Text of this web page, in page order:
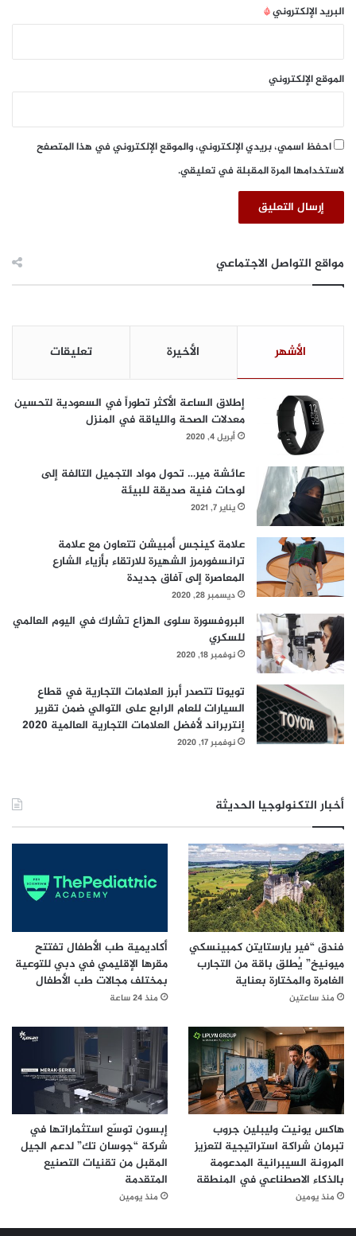
ت
ق
خ
د
ت
س
ج
ي
ا
ط
ا
ا
ا
ل
ج
ه
ا
ت
ا
ك
م
ي
ة
البريد الإلكتروني*
الموقع الإلكتروني
احفظ اسمي، بريدي الإلكتروني، والموقع الإلكتروني في هذا المتصفح
لاستخدامها المرة المقبلة في تعليقي.
مواقع التواصل الاجتماعي
الأشهر الأخيرة تعليقات
إطلاق الساعة الأكثر تطوراً في السعودية لتحسين
معدلات الصحة واللياقة في المنزل
أبريل 4, 2020
عائشة مير… تحول مواد التجميل التالفة إلى
لوحات فنية صديقة للبيئة
يناير 7, 2021
علامة كينجس أمبيشن تتعاون مع علامة
ترانسفورمرز الشهيرة للارتقاء بأزياء الشارع
المعاصرة إلى آفاق جديدة
ديسمبر 28, 2020
البروفسورة سلوى الهزاع تشارك في اليوم العالمي
للسكري
نوفمبر 18, 2020
تويوتا تتصدر أبرز العلامات التجارية في قطاع
السيارات للعام الرابع على التوالي ضمن تقرير
إنتربراند لأفضل العلامات التجارية العالمية 2020
نوفمبر 17, 2020
أخبار التكنولوجيا الحديثة
فندق “فير يارستايتن كمبينسكي
ميونيخ” يُطلق باقة من التجارب
الغامرة والمختارة بعناية
منذ ساعتين
أكاديمية طب الأطفال تفتتح
مقرها الإقليمي في دبي للتوعية
بمختلف مجالات طب الأطفال
منذ 24 ساعة
هاكس يونيت وليبلين جروب
تبرمان شراكة استراتيجية لتعزيز
المرونة السيبرانية المدعومة
بالذكاء الاصطناعي في المنطقة
منذ يومين
إبسون توسّع استثماراتها في
شركة “جوسان تك” لدعم الجيل
المقبل من تقنيات التصنيع
المتقدمة
منذ يومين